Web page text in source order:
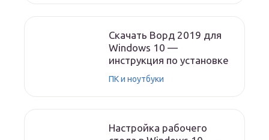
Скачать Ворд 2019 для
Windows 10 —
инструкция по установке
ПК и ноутбуки
Настройка рабочего